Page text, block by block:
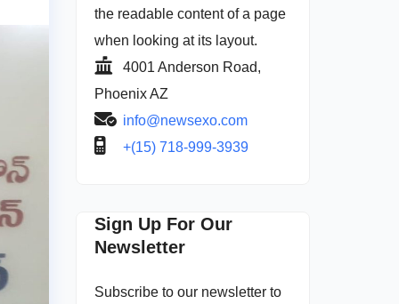
the readable content of a page
when looking at its layout.
4001 Anderson Road,
Phoenix AZ
info@newsexo.com
+(15) 718-999-3939
Sign Up For Our
Newsletter
Subscribe to our newsletter to